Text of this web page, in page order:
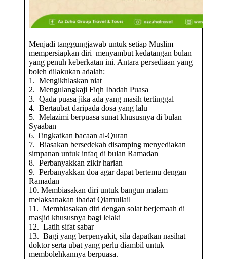
Menjadi tanggungjawab untuk setiap Muslim
mempersiapkan diri menyambut kedatangan bulan
yang penuh keberkatan ini. Antara persediaan yang
boleh dilakukan adalah:
1. Mengikhlaskan niat
2. Mengulangkaji Fiqh Ibadah Puasa
3. Qada puasa jika ada yang masih tertinggal
4. Bertaubat daripada dosa yang lalu
5. Melazimi berpuasa sunat khususnya di bulan
Syaaban
6. Tingkatkan bacaan al-Quran
7. Biasakan bersedekah disamping menyediakan
simpanan untuk infaq di bulan Ramadan
8. Perbanyakkan zikir harian
9. Perbanyakkan doa agar dapat bertemu dengan
Ramadan
10. Membiasakan diri untuk bangun malam
melaksanakan ibadat Qiamullail
11. Membiasakan diri dengan solat berjemaah di
masjid khususnya bagi lelaki
12. Latih sifat sabar
13. Bagi yang berpenyakit, sila dapatkan nasihat
doktor serta ubat yang perlu diambil untuk
membolehkannya berpuasa.